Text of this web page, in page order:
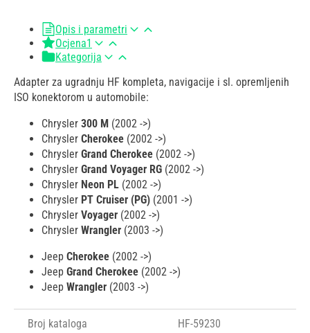
Opis i parametri
Ocjena1
Kategorija
Adapter za ugradnju HF kompleta, navigacije i sl. opremljenih
ISO konektorom u automobile:
Chrysler 300 M (2002 ->)
Chrysler Cherokee (2002 ->)
Chrysler Grand Cherokee (2002 ->)
Chrysler Grand Voyager RG (2002 ->)
Chrysler Neon PL (2002 ->)
Chrysler PT Cruiser (PG) (2001 ->)
Chrysler Voyager (2002 ->)
Chrysler Wrangler (2003 ->)
Jeep Cherokee (2002 ->)
Jeep Grand Cherokee (2002 ->)
Jeep Wrangler (2003 ->)
Broj kataloga HF-59230